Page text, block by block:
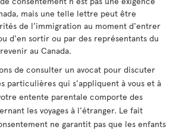
mais une telle lettre peut être
de l'immigration au moment d'entrer
d'en sortir ou par des représentants du
au Canada.
de consulter un avocat pour discuter
particulières qui s'appliquent à vous et à
entente parentale comporte des
les voyages à l'étranger. Le fait
ne garantit pas que les enfants